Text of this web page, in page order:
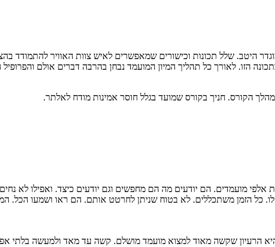
היטב. שלל תכונות וכישורים שמאפשרים לאיש צוות האוויר
הזו. לאורך כל תהליך המיון המועמד נבחן בהרבה דברים אולם והפרופיל
הקורס. חניך בקורס שמועד בגלל חוסר אמינות מודח לאלתר.
למעלה מ 70 שנות מיון, אלפי טייסים, עשרות אלפי מועמדים. הם יודעים מה הם מחפשים וגם יודעים
כל הזמן משתכללים. לא בטוח שניתן לחרטט אותם. הם ראו ושמעו הכל.
הרעיון שקשה מאוד למצוא מועמד מושלם. קשה עד מאד ולמעשה בלתי